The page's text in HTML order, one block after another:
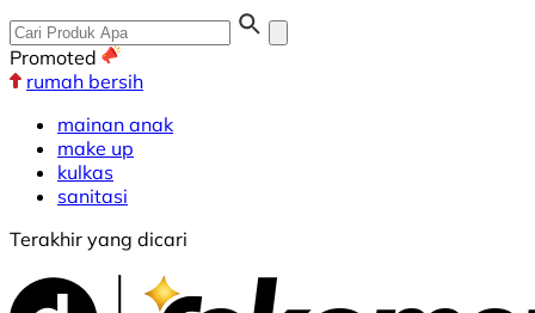
Promoted
rumah bersih
mainan anak
make up
kulkas
sanitasi
Terakhir yang dicari